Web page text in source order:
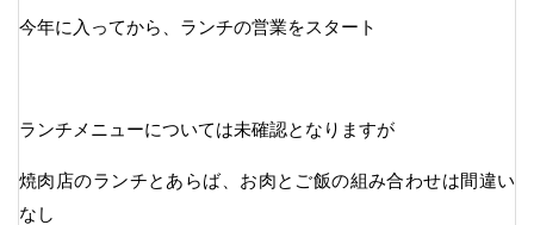
今年に入ってから、ランチの営業をスタート
ランチメニューについては未確認となりますが
焼肉店のランチとあらば、お肉とご飯の組み合わせは間違い
なし